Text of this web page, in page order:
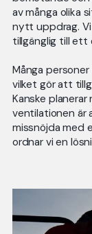
av många olika
nytt uppdrag.
tillgänglig till ett
Många
vilket gör att
Kanske
ventilationen är
missnöjda med
ordnar vi en